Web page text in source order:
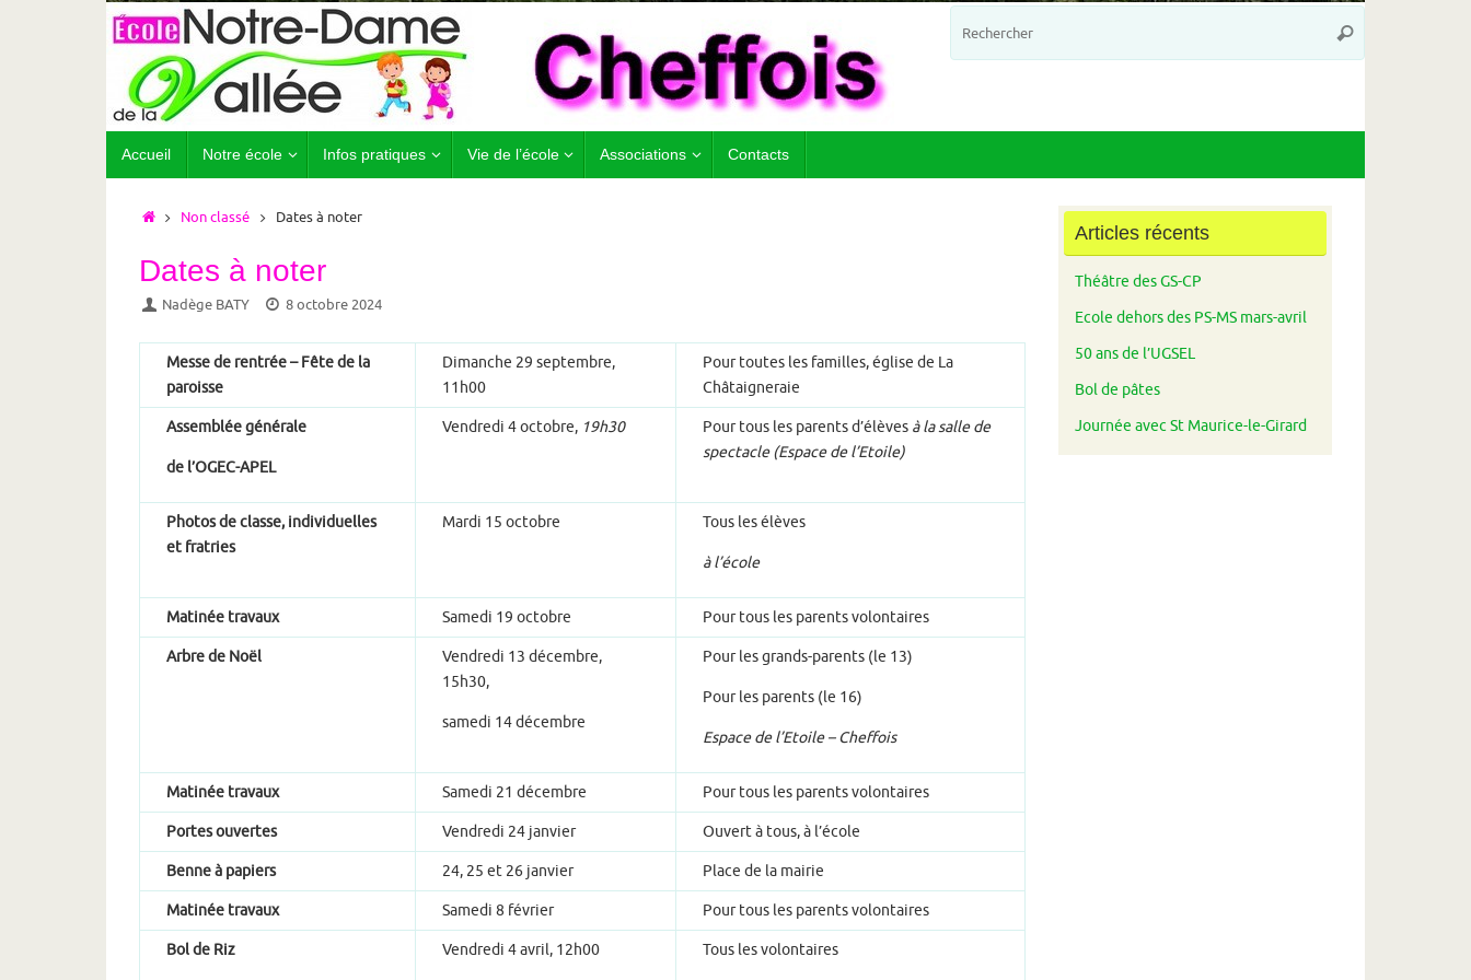
Rechercher
Accueil Notre école Infos pratiques Vie de l’école Associations Contacts
Accueil
Non classé Dates à noter
Dates à noter
Nadège BATY 8 octobre 2024
Messe de rentrée – Fête de la
paroisse
Dimanche 29 septembre,
11h00
Pour toutes les familles, église de La
Châtaigneraie
Assemblée générale
de l’OGEC-APEL
Vendredi 4 octobre, 19h30 Pour tous les parents d’élèves à la salle de
spectacle (Espace de l’Etoile)
Photos de classe, individuelles
et fratries
Mardi 15 octobre Tous les élèves
à l’école
Matinée travaux Samedi 19 octobre Pour tous les parents volontaires
Arbre de Noël
Vendredi 13 décembre,
15h30,
samedi 14 décembre
Pour les grands-parents (le 13)
Pour les parents (le 16)
Espace de l’Etoile – Cheffois
Matinée travaux Samedi 21 décembre Pour tous les parents volontaires
Portes ouvertes Vendredi 24 janvier Ouvert à tous, à l’école
Benne à papiers 24, 25 et 26 janvier Place de la mairie
Matinée travaux Samedi 8 février Pour tous les parents volontaires
Bol de Riz Vendredi 4 avril, 12h00 Tous les volontaires
Articles récents
Théâtre des GS-CP
Ecole dehors des PS-MS mars-avril
50 ans de l’UGSEL
Bol de pâtes
Journée avec St Maurice-le-Girard